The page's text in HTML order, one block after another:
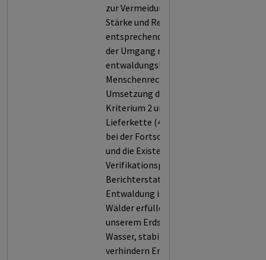
zur Vermeidung von Entwaldung (1), die
Stärke und Reichweite der
entsprechenden Verpflichtungen (2),
der Umgang mit
entwaldungsbedingten
Menschenrechtsrisiken (3), die
Umsetzung der Verpflichtungen in
Kriterium 2 und 3 entlang der
Lieferkette (4) sowie die Transparenz
bei der Fortschrittsberichterstattung
und die Existenz von
Verifikationsprozessen dieser
Berichterstattung (5). Unbeschränkte
Entwaldung ist nicht akzeptabel, denn
Wälder erfüllen zentrale Funktionen in
unserem Erdsystem: Sie filtern Luft und
Wasser, stabilisieren das Klima und
verhindern Erosion. Ihre biologische